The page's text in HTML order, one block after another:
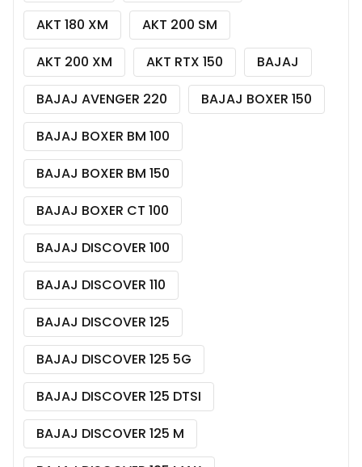
AKT 180 XM
AKT 200 SM
AKT 200 XM
AKT RTX 150
BAJAJ
BAJAJ AVENGER 220
BAJAJ BOXER 150
BAJAJ BOXER BM 100
BAJAJ BOXER BM 150
BAJAJ BOXER CT 100
BAJAJ DISCOVER 100
BAJAJ DISCOVER 110
BAJAJ DISCOVER 125
BAJAJ DISCOVER 125 5G
BAJAJ DISCOVER 125 DTSI
BAJAJ DISCOVER 125 M